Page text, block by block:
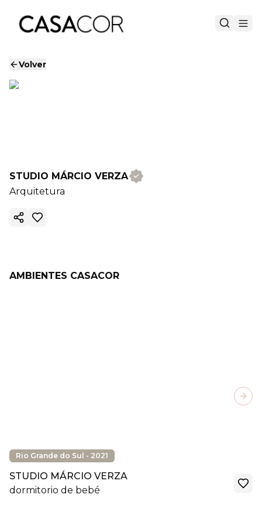
Volver
STUDIO MÁRCIO VERZA
Arquitetura
Copiar enlace
AMBIENTES CASACOR
Rio Grande do Sul - 2021
STUDIO MÁRCIO VERZA
dormitorio de bebé